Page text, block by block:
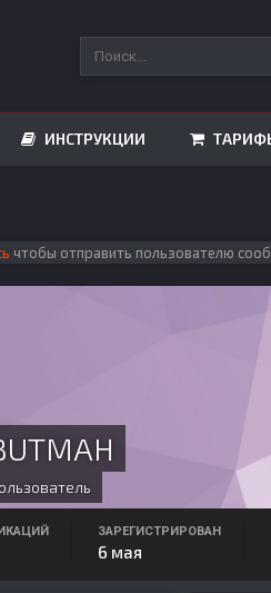
ИНСТРУКЦИИ
чтобы отправить пользователю
ЗАРЕГИСТРИРОВАН
6 мая